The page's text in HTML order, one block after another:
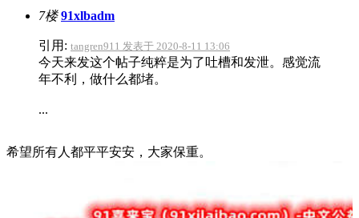
7楼 91xlbadm
引用: tangren911 发表于 2020-8-11 13:06
今天来发这个帖子纯粹是为了吐槽和发泄。感觉流
年不利，做什么都堵。
...
希望所有人都平平安安，大家保重。